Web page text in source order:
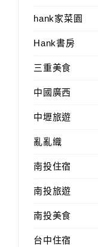
hank家菜園
Hank書房
三重美食
中國廣西
中壢旅遊
亂亂織
南投住宿
南投旅遊
南投美食
台中住宿